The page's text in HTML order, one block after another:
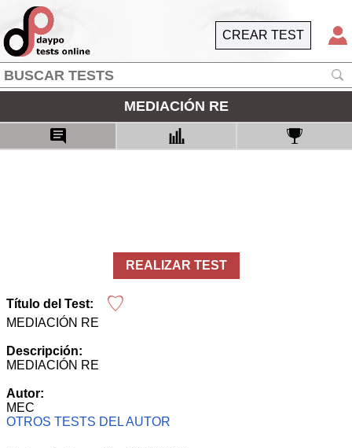
CREAR TEST
MEDIACIÓN RE
REALIZAR TEST
Título del Test:
MEDIACIÓN RE
Descripción:
MEDIACIÓN RE
Autor:
MEC
OTROS TESTS DEL AUTOR